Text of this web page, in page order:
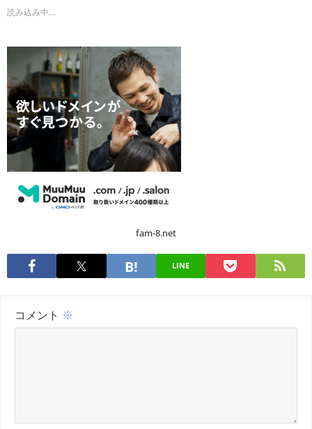
読み込み中…
fam-8.net
LINE
コメント ※